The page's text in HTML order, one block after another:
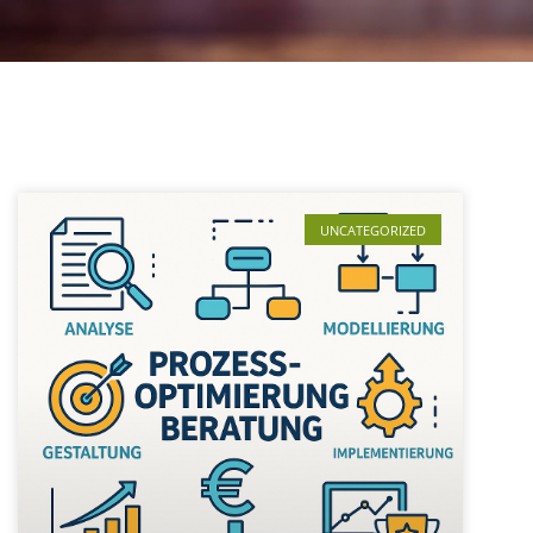
UNCATEGORIZED